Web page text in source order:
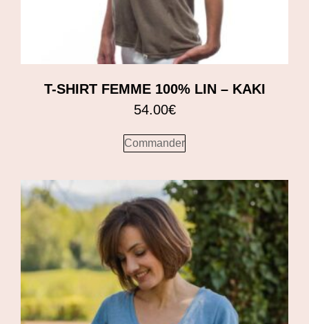
T-SHIRT FEMME 100% LIN – KAKI
54.00€
Commander